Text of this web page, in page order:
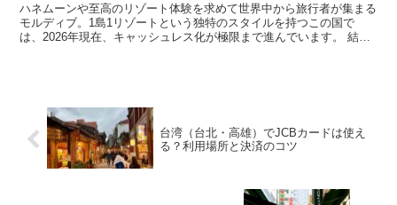
ハネムーンや至高のリゾート体験を求めて世界中から旅行者が集まる
モルディブ。1島1リゾートという独特のスタイルを持つこの国で
は、2026年現在、キャッシュレス化が極限まで進んでいます。 結論
台湾（台北・高雄）でJCBカードは使え
る？利用場所と決済のコツ